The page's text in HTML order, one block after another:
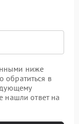
ниже
обратиться в
нашли ответ на